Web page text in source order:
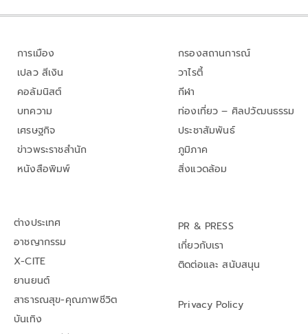
การเมือง
เปลว สีเงิน
คอลัมนิสต์
บทความ
เศรษฐกิจ
ข่าวพระราชสำนัก
หนังสือพิมพ์
กรองสถานการณ์
วาไรตี้
กีฬา
ท่องเที่ยว – ศิลปวัฒนธรรม
ประชาสัมพันธ์
ภูมิภาค
สิ่งแวดล้อม
ต่างประเทศ
อาชญากรรม
X-CITE
ยานยนต์
สาธารณสุข-คุณภาพชีวิต
บันเทิง
PR & PRESS
เกี่ยวกับเรา
ติดต่อและ สนับสนุน
Privacy Policy